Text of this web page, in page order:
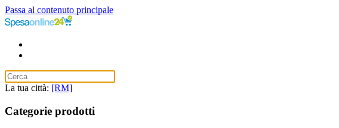
Passa al contenuto principale
La tua città: [RM]
Categorie prodotti